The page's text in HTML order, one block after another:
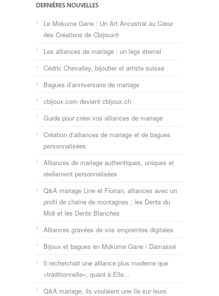
DERNIÈRES NOUVELLES
Le Mokume Gane : Un Art Ancestral au Cœur
des Créations de Cbijoux®
Les alliances de mariage : un legs éternel
Cédric Chevalley, bijoutier et artiste suisse
Bagues d’anniversaire de mariage
cbijoux.com devient cbijoux.ch
Guide pour créer vos alliances de mariage
Création d’alliances de mariage et de bagues
personnalisées
Alliances de mariage authentiques, uniques et
réellement personnalisées
Q&A mariage Line et Florian, alliances avec un
profil de chaine de montagnes : les Dents du
Midi et les Dents Blanches
Alliances gravées de vos empreintes digitales
Bijoux et bagues en Mokume Gane / Damassé
Il recherchait une alliance plus moderne que
«traditionnelle», quant à Elle…
Q&A mariage, ils voulaient une île sur leurs